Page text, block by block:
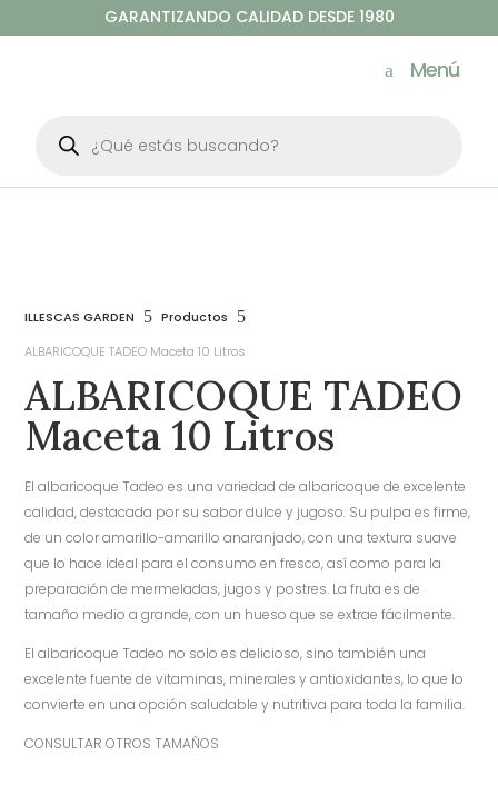
GARANTIZANDO CALIDAD DESDE 1980
Menú
productos
ILLESCAS GARDEN 5 Productos 5
ALBARICOQUE TADEO Maceta 10 Litros
ALBARICOQUE TADEO
Maceta 10 Litros
El albaricoque Tadeo es una variedad de albaricoque de excelente
calidad, destacada por su sabor dulce y jugoso. Su pulpa es firme,
de un color amarillo-amarillo anaranjado, con una textura suave
que lo hace ideal para el consumo en fresco, así como para la
preparación de mermeladas, jugos y postres. La fruta es de
tamaño medio a grande, con un hueso que se extrae fácilmente.
El albaricoque Tadeo no solo es delicioso, sino también una
excelente fuente de vitaminas, minerales y antioxidantes, lo que lo
convierte en una opción saludable y nutritiva para toda la familia.
CONSULTAR OTROS TAMAÑOS